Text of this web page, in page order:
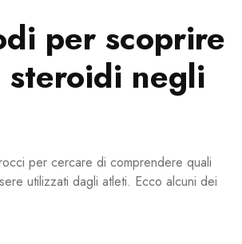
per scoprire
steroidi negli
per cercare di comprendere quali
utilizzati dagli atleti. Ecco alcuni dei